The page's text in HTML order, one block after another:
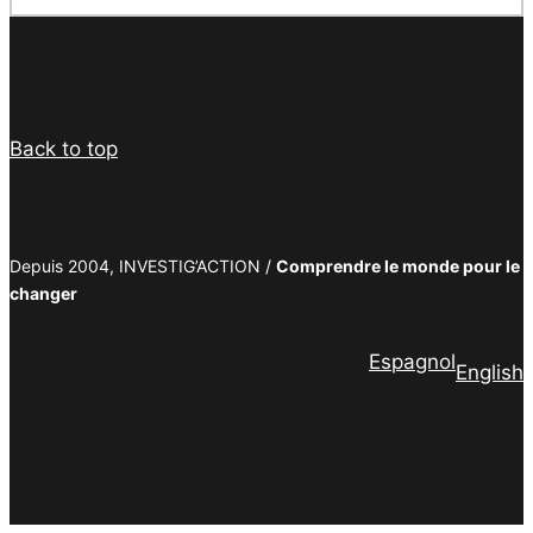
Back to top
Depuis 2004, INVESTIG’ACTION / Comprendre le monde pour le
changer
EspagnolEnglish